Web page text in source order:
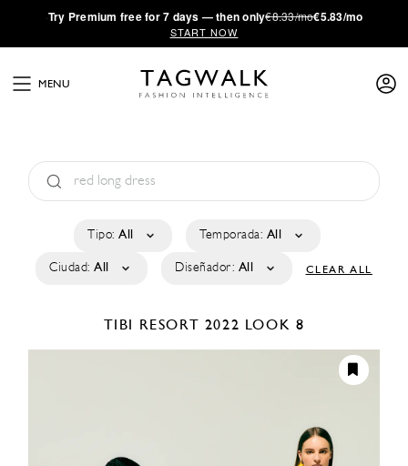
·Try Premium free for 7 days — then only€8.33/mo€5.83/mo
START NOW
MENU
Tipo: All Temporada: All
Ciudad: All Diseñador: All CLEAR ALL
TIBI RESORT 2022 LOOK 8